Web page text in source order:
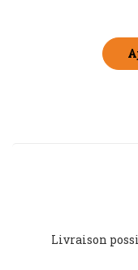
Livraison